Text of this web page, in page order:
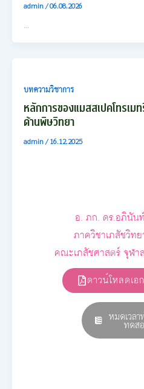
admin/06.08.2026
บทความวิชาการ
หลักการของแมสสเปคโทรเม
ด้านพิษวิทยา
admin/16.12.2025
อ. ภก. ดร.อภินัน
ภาควิชาเภสัชวิท
คณะเภสัชศาสตร์ จุฬา
ดาวน์โหลดเอ
หมดเวลา
ทดส